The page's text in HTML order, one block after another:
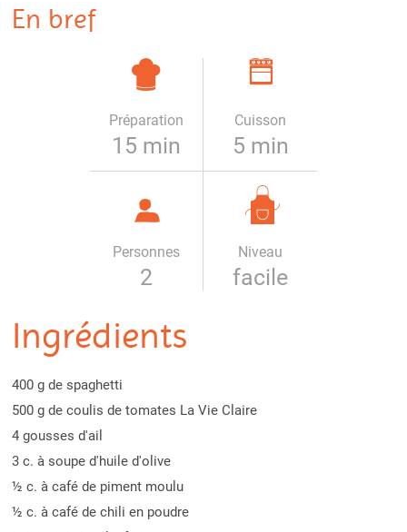
En bref
Préparation
15 min
Cuisson
5 min
Personnes
2
Niveau
facile
Ingrédients
400 g de spaghetti
500 g de coulis de tomates La Vie Claire
4 gousses d'ail
3 c. à soupe d'huile d'olive
½ c. à café de piment moulu
½ c. à café de chili en poudre